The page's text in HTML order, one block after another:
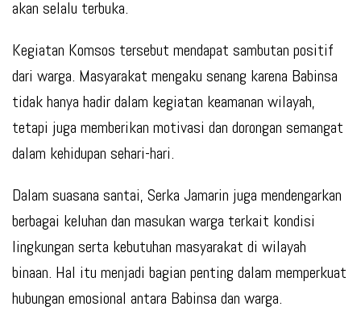
akan selalu terbuka.
Kegiatan Komsos tersebut mendapat sambutan positif
dari warga. Masyarakat mengaku senang karena Babinsa
tidak hanya hadir dalam kegiatan keamanan wilayah,
tetapi juga memberikan motivasi dan dorongan semangat
dalam kehidupan sehari-hari.
Dalam suasana santai, Serka Jamarin juga mendengarkan
berbagai keluhan dan masukan warga terkait kondisi
lingkungan serta kebutuhan masyarakat di wilayah
binaan. Hal itu menjadi bagian penting dalam memperkuat
hubungan emosional antara Babinsa dan warga.